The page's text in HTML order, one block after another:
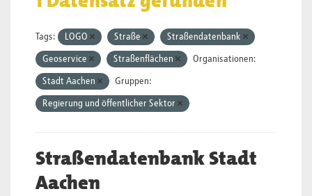
Tags: LOGO Straße Straßendatenbank
Geoservice Straßenflächen Organisationen:
Stadt Aachen Gruppen:
Regierung und öffentlicher Sektor
Straßendatenbank Stadt
Aachen